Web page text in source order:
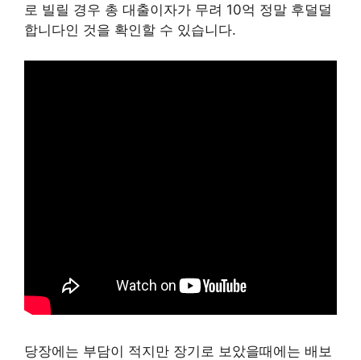
로 빌릴 경우 총 대출이자가 무려 10억 정말 후덜덜
합니다인 것을 확인할 수 있습니다.
당장에는 부담이 적지만 장기로 보았을때에는 배보